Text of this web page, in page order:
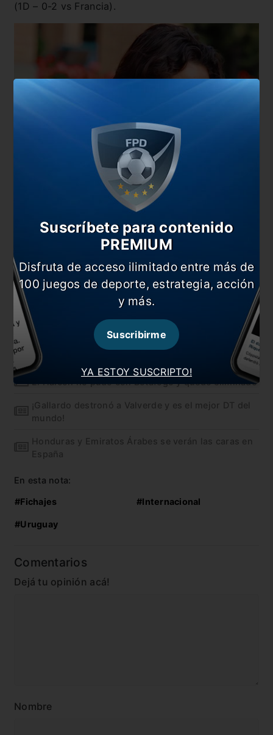
(1D – 0-2 vs Francia).
Luis Suárez Edinson Cavani
(5) han anotado
10 de los 15 goles de Uruguay durante 2018.
También te puede interesar
Racing quedó eliminado de la Sudamericana
El Halcón no pudo con Botafogo y quedó eliminado
¡Gallardo destronó a Valverde y es el mejor DT del
mundo!
Honduras y Emiratos Árabes se verán las caras en
España
En esta nota:
#Fichajes #Internacional
#Uruguay
Comentarios
Dejá tu opinión acá!
Nombre
YA ESTOY SUSCRIPTO!
Suscríbete para contenido
PREMIUM
Disfruta de acceso ilimitado entre más de
100 juegos de deporte, estrategia, acción
y más.
Suscribirme